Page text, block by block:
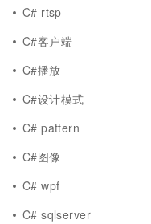
C# rtsp
C#客户端
C#播放
C#设计模式
C# pattern
C#图像
C# wpf
C# sqlserver